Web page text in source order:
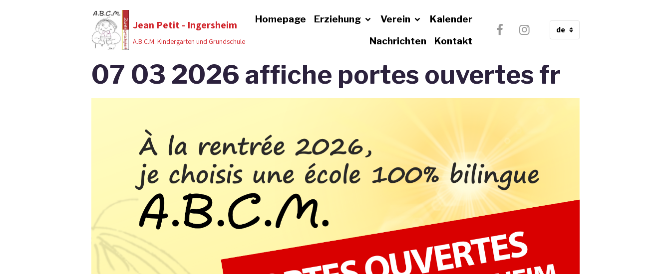
Jean Petit - Ingersheim
A.B.C.M. Kindergarten und Grundschule
Homepage Erziehung Verein
Kalender
Nachrichten
Kontakt
07 03 2026 affiche portes ouvertes fr